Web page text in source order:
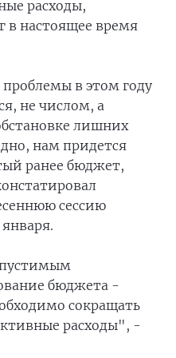
расходы,
в настоящее время
в этом году
не числом, а
лишних
нам придется
ранее бюджет,
сессию
бюджета -
сокращать
расходы", -